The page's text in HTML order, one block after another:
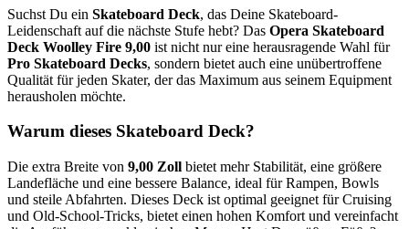
Suchst Du ein Skateboard Deck, das Deine Skateboard-
Leidenschaft auf die nächste Stufe hebt? Das Opera Skateboard
Deck Woolley Fire 9,00 ist nicht nur eine herausragende Wahl für
Pro Skateboard Decks, sondern bietet auch eine unübertroffene
Qualität für jeden Skater, der das Maximum aus seinem Equipment
herausholen möchte.
Warum dieses Skateboard Deck?
Die extra Breite von 9,00 Zoll bietet mehr Stabilität, eine größere
Landefläche und eine bessere Balance, ideal für Rampen, Bowls
und steile Abfahrten. Dieses Deck ist optimal geeignet für Cruising
und Old-School-Tricks, bietet einen hohen Komfort und vereinfacht